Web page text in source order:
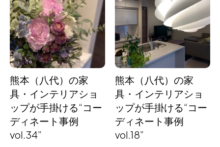
熊本（八代）の家
具・インテリアショ
ップが手掛ける“コー
ディネート事例
vol.34”
熊本（八代）の家
具・インテリアショ
ップが手掛ける“コー
ディネート事例
vol.18”